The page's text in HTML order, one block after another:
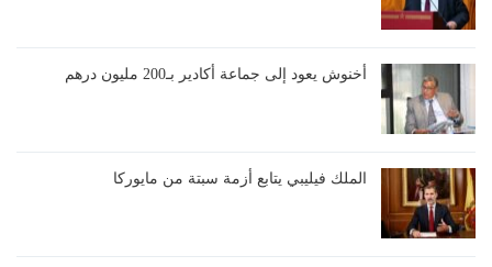
أخنوش يعود إلى جماعة أكادير بـ200 مليون درهم
الملك فيليبي يتابع أزمة سبتة من مايوركا